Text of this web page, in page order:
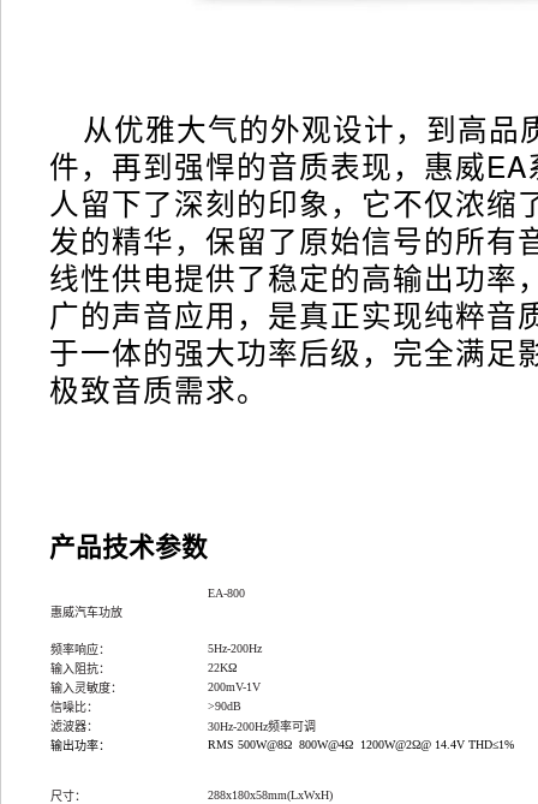
从优雅大气的外观设计，到高品
件，再到强悍的音质表现，惠威
人留下了深刻的印象，它不仅浓缩
发的精华，保留了原始信号的所有
线性供电提供了稳定的高输出功率
广的声音应用，是真正实现纯粹音
于一体的强大功率后级，完全满足
极致音质需求。
产品技术参数
惠威汽车功放
EA-800
频率响应：
5Hz-200Hz
输入阻抗：
22KΩ
输入灵敏度：
200mV-1V
信噪比：
>90dB
滤波器：
30Hz-200Hz频率可调
输出功率：
RMS 500W@8Ω 800W@4Ω 1200W@2Ω@ 14.4V THD≤1%
尺寸：
288x180x58mm(LxWxH)